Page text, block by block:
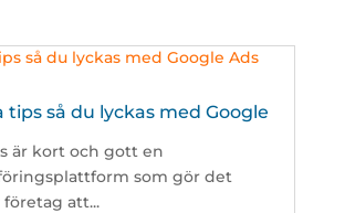
tips så du lyckas med Google
är kort och gott en
som gör det
att...